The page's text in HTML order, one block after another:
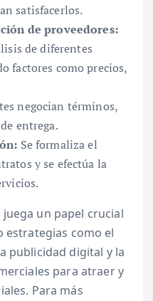
satisfacerlos.
de proveedores:
de diferentes
factores como precios,
negocian términos,
entrega.
Se formaliza el
y se efectúa la
un papel crucial
estrategias como el
publicidad digital y la
para atraer y
Para más